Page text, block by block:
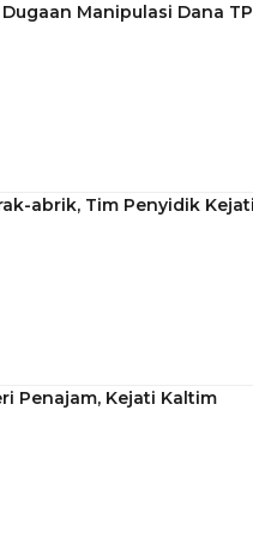
Manipulasi Dana
abrik, Tim Penyidik
Penajam, Kejati Kaltim